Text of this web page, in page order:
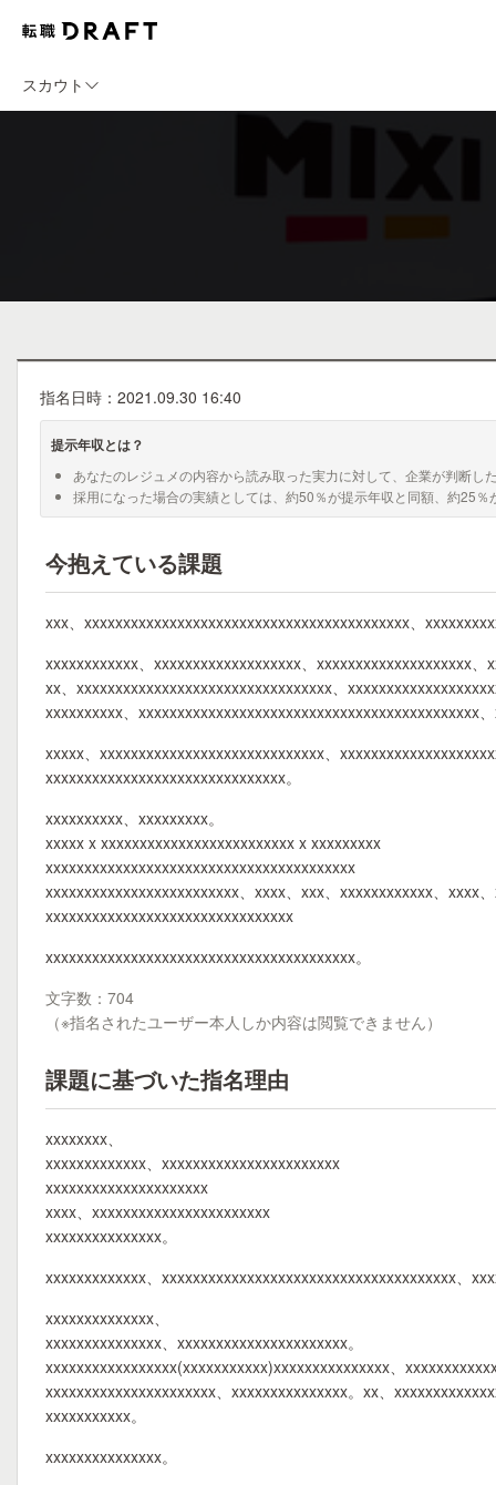
スカウト
指名日時：2021.09.30 16:40
提示年収とは？
あなたのレジュメの内容から読み取った実力に対して、企業が判断し
採用になった場合の実績としては、約50％が提示年収と同額、約25
今抱えている課題
xxx、xxxxxxxxxxxxxxxxxxxxxxxxxxxxxxxxxxxxxxxxxx、
xxxxxxxxxxxx、xxxxxxxxxxxxxxxxxxx、xxxxxxxxxxxxxxxxxxxx、
xx、xxxxxxxxxxxxxxxxxxxxxxxxxxxxxxxxx、
xxxxxxxxxx、xxxxxxxxxxxxxxxxxxxxxxxxxxxxxxxxxxxxxxxxxxxx、
xxxxx、xxxxxxxxxxxxxxxxxxxxxxxxxxxxx、
xxxxxxxxxxxxxxxxxxxxxxxxxxxxxxx。
xxxxxxxxxx、xxxxxxxxx。
xxxxx x xxxxxxxxxxxxxxxxxxxxxxxxx x xxxxxxxxx
xxxxxxxxxxxxxxxxxxxxxxxxxxxxxxxxxxxxxxxx
xxxxxxxxxxxxxxxxxxxxxxxxx、xxxx、xxx、xxxxxxxxxxxx、xxxx
xxxxxxxxxxxxxxxxxxxxxxxxxxxxxxxx
xxxxxxxxxxxxxxxxxxxxxxxxxxxxxxxxxxxxxxxx。
文字数：704
（※指名されたユーザー本人しか内容は閲覧できません）
課題に基づいた指名理由
xxxxxxxx、
xxxxxxxxxxxxx、xxxxxxxxxxxxxxxxxxxxxxx
xxxxxxxxxxxxxxxxxxxxx
xxxx、xxxxxxxxxxxxxxxxxxxxxxx
xxxxxxxxxxxxxxx。
xxxxxxxxxxxxx、xxxxxxxxxxxxxxxxxxxxxxxxxxxxxxxxxxxxxx、
xxxxxxxxxxxxxx、
xxxxxxxxxxxxxxx、xxxxxxxxxxxxxxxxxxxxxx。
xxxxxxxxxxxxxxxxx(xxxxxxxxxxx)xxxxxxxxxxxxxxx、
xxxxxxxxxxxxxxxxxxxxxx、xxxxxxxxxxxxxxx。xx、
xxxxxxxxxxx。
xxxxxxxxxxxxxxx。